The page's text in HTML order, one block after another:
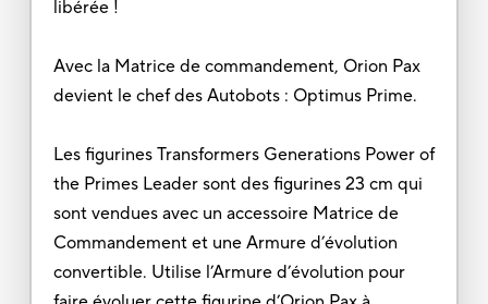
libérée !
Avec la Matrice de commandement, Orion Pax
devient le chef des Autobots : Optimus Prime.
Les figurines Transformers Generations Power of
the Primes Leader sont des figurines 23 cm qui
sont vendues avec un accessoire Matrice de
Commandement et une Armure d’évolution
convertible. Utilise l’Armure d’évolution pour